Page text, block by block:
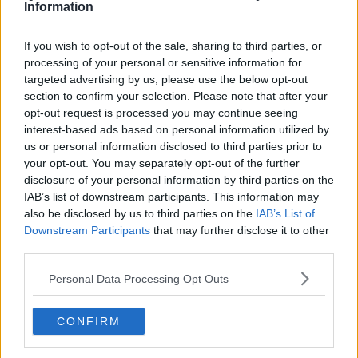
Information
If you wish to opt-out of the sale, sharing to third parties, or
processing of your personal or sensitive information for
targeted advertising by us, please use the below opt-out
section to confirm your selection. Please note that after your
opt-out request is processed you may continue seeing
interest-based ads based on personal information utilized by
us or personal information disclosed to third parties prior to
your opt-out. You may separately opt-out of the further
disclosure of your personal information by third parties on the
IAB’s list of downstream participants. This information may
also be disclosed by us to third parties on the IAB’s List of
Downstream Participants that may further disclose it to other
Personal Data Processing Opt Outs
CONFIRM
mentre per upgrade andrebbe benissimo aggiornamento ma
like, la tenerezza lascia spazio alla compassione se non al
disprezzo. Tipo quando sento dire "fuck off" al posto del nostro
stupendovaffanculo.
Leggo di figure importanti, dedite ad un lavoro faticoso come gli
assistenti di persone anziane con Alzheimer o altre malattie
degenerative. A volte si tratta di professionisti, altre di familiari:
incontrano difficoltà nel pesantissimo lavoro quotidiano, ricevono
poco supporto, spesso sono lasciati
da soli
. Dovremmo conoscerli
e farli conoscere, valorizzarli, sostenerli nella loro missione ma loro
li chiamano “caregivers”. Non assistenti, badanti, “donatori di sé
Caregivers.Un esercito di invisibili.
Se vuoi leggere le notizie principali della Toscana iscriviti alla